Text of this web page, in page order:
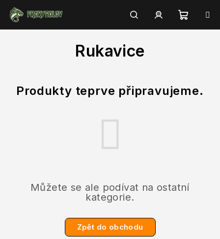
obsah
HledatPřihlášení
Rukavice
Produkty teprve připravujeme.
Můžete se ale podívat na ostatní
kategorie.
Zpět do obchodu